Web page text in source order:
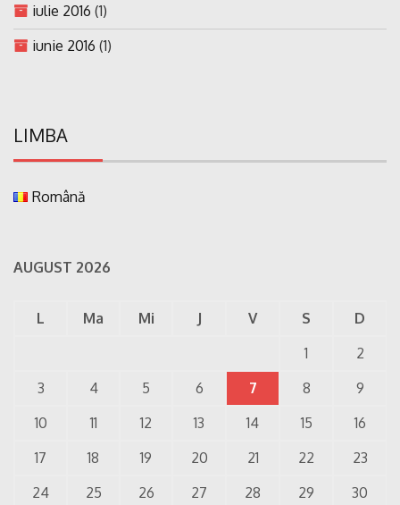
iulie 2016 (1)
iunie 2016 (1)
LIMBA
Română
AUGUST 2026
L Ma Mi J V S
D
1
2
3
4 5 6 7 8
9
10
11 12 13 14 15
16
17
18 19 20 21 22
23
24
25 26 27 28 29 30